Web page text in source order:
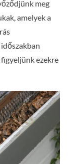
meg
amelyek a
ezekre